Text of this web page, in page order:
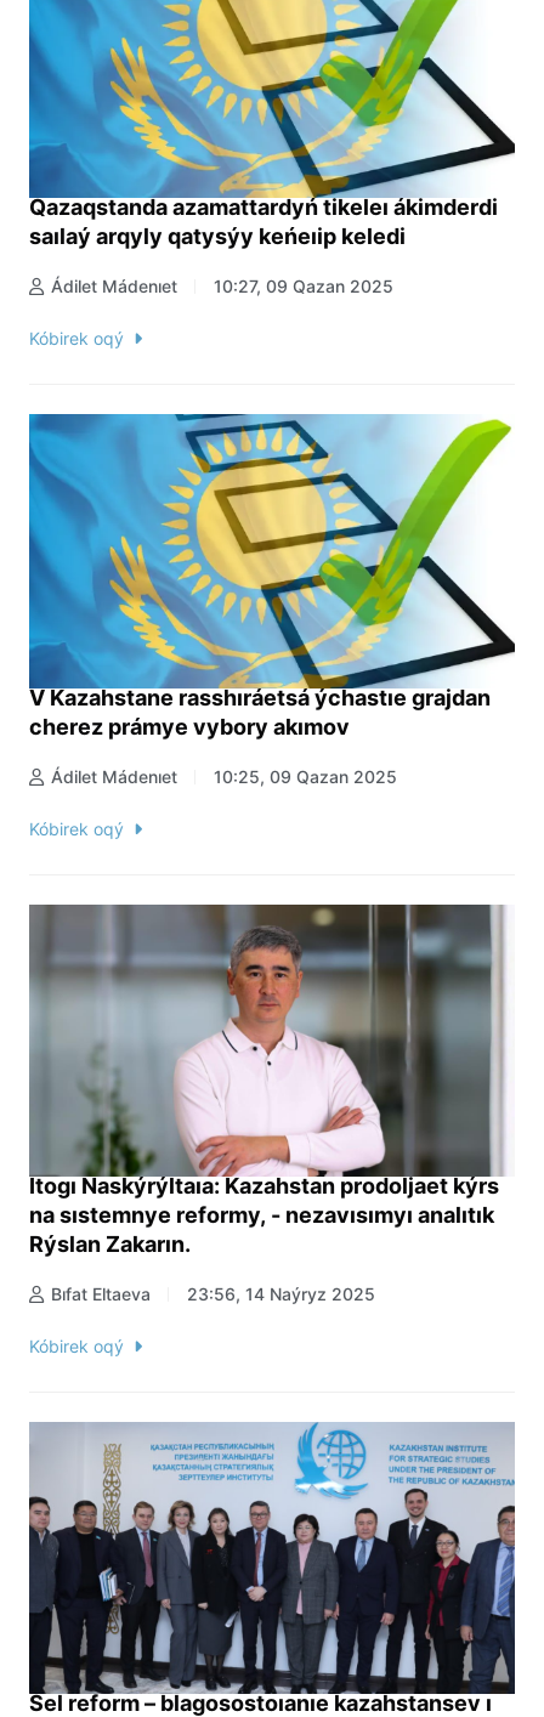
Qazaqstanda azamattardyń tikeleı ákimderdi
saılaý arqyly qatysýy keńeıip keledi
Ádilet Mádenıet 10:27, 09 Qazan 2025
Kóbirek oqý
V Kazahstane rasshıráetsá ýchastıe grajdan
cherez prámye vybory akımov
Ádilet Mádenıet 10:25, 09 Qazan 2025
Kóbirek oqý
Itogı Naskýrýltaıa: Kazahstan prodoljaet kýrs
na sıstemnye reformy, - nezavısımyı analıtık
Rýslan Zakarın.
Bıfat Eltaeva 23:56, 14 Naýryz 2025
Kóbirek oqý
Sel reform – blagosostoıanıe kazahstansev ı